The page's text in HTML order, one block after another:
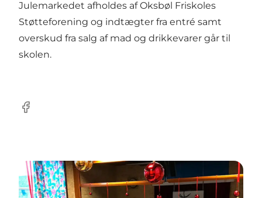
Julemarkedet afholdes af Oksbøl Friskoles
Støtteforening og indtægter fra entré samt
overskud fra salg af mad og drikkevarer går til
skolen.
Facebook